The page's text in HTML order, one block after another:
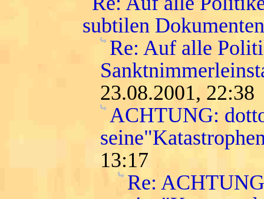
subtilen
Re: Auf alle
23.08.2001, 22:38
ACHTUNG:
13:17
Re: